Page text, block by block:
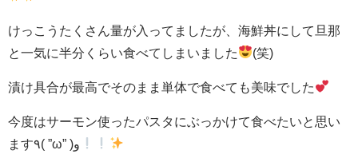
けっこうたくさん量が入ってましたが、海鮮丼にして旦那
と一気に半分くらい食べてしまいました
(笑)
漬け具合が最高でそのまま単体で食べても美味でした
今度はサーモン使ったパスタにぶっかけて食べたいと思い
ます٩( ”ω” )و